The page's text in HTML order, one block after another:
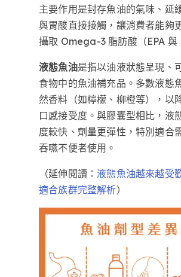
主要作用是封存魚油的氣味、延
與胃酸直接接觸，讓消費者能夠
攝取 Omega-3 脂肪酸（EPA 與
液態魚油是指以油液狀態呈現、
食物中的魚油補充品。多數液態
然香料（如檸檬、柳橙等），以
口感接受度。與膠囊型相比，液
度較快、劑量更彈性，特別適合
吞嚥不便者使用。
（延伸閱讀： 液態魚油越來越受
適合族群完整解析）